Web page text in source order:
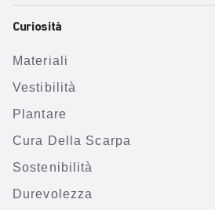
Curiosità
Materiali
Vestibilità
Plantare
Cura Della Scarpa
Sostenibilità
Durevolezza